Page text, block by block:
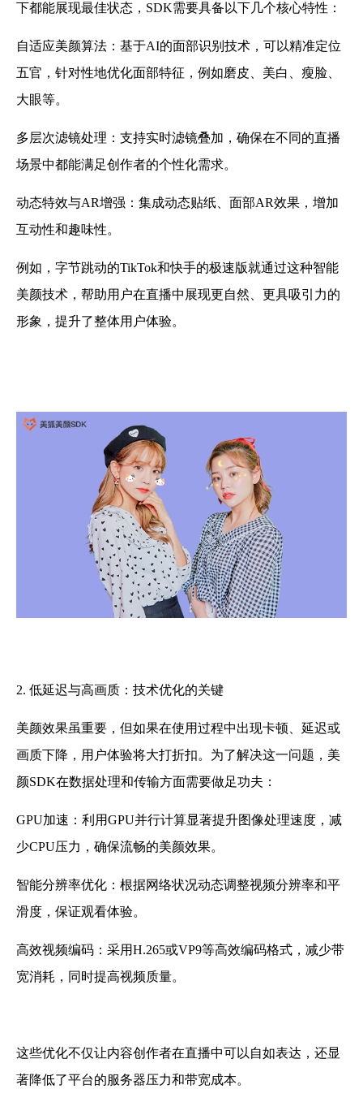
下都能展现最佳状态，SDK需要具备以下几个核心特性：
自适应美颜算法 ：基于AI的面部识别技术，可以精准定位
五官，针对性地优化面部特征，例如磨皮、美白、瘦脸、
大眼等。
多层次滤镜处理：支持实时滤镜叠加，确保在不同的直播
场景中都能满足创作者的个性化需求。
动态特效与AR增强：集成动态贴纸、面部AR效果，增加
互动性和趣味性。
例如，字节跳动的TikTok和快手的极速版就通过这种智能
美颜技术，帮助用户在直播中展现更自然、更具吸引力的
形象，提升了整体用户体验。
2. 低延迟与高画质：技术优化的关键
美颜效果虽重要，但如果在使用过程中出现卡顿、延迟或
画质下降，用户体验将大打折扣。为了解决这一问题，美
颜SDK在数据处理和传输方面需要做足功夫：
GPU加速 ：利用GPU并行计算显著提升图像处理速度，减
少CPU压力，确保流畅的美颜效果。
智能分辨率优化：根据网络状况动态调整视频分辨率和平
滑度，保证观看体验。
高效视频编码 ：采用H.265或VP9等高效编码格式，减少带
宽消耗，同时提高视频质量。
这些优化不仅让内容创作者在直播中可以自如表达，还显
著降低了平台的服务器压力和带宽成本。